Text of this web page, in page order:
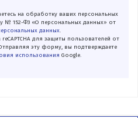
на обработку ваших персональных
№ 152-ФЗ «О персональных данных» от
данных.
для защиты пользователей от
эту форму, вы подтверждаете
использования Google.